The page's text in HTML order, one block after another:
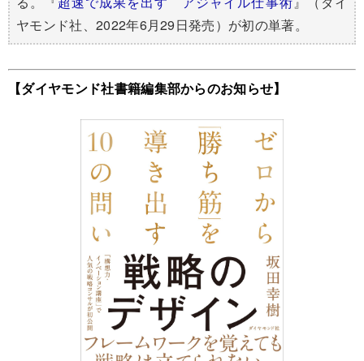
ヤモンド社、2022年6月29日発売）が初の単著。
【ダイヤモンド社書籍編集部からのお知らせ】